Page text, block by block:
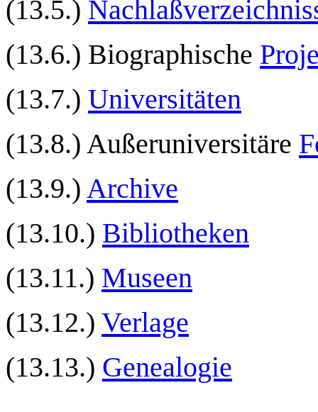
(13.5.)
(13.6.) Biographische
(13.7.) Universitäten
(13.8.) Außeruniversitäre
(13.9.) Archive
(13.10.) Bibliotheken
(13.11.) Museen
(13.12.) Verlage
(13.13.) Genealogie